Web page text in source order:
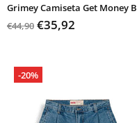
€44,90 €35,92
-20%